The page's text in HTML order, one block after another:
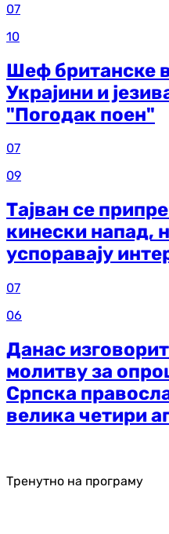
07
10
Шеф британске
Украјини и
"Погодак поен"
07
09
Тајван се
кинески напад,
успоравају
07
06
Данас
молитву за
Српска
велика четири
Тренутно на програму